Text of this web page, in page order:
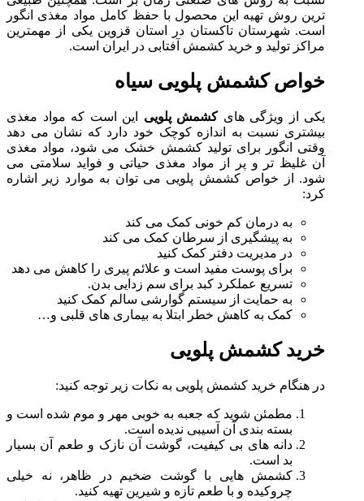
ترین روش تهیه این محصول با حفظ کامل مواد مغذی انگور
است. شهرستان تاکستان در استان قزوین یکی از مهمترین
مراکز تولید و خرید کشمش آفتابی در ایران است.
خواص کشمش پلویی سیاه
یکی از ویژگی هایکشمش پلویی این است که مواد مغذی
بیشتری نسبت به اندازه کوچک خود دارد که نشان می دهد
وقتی انگور برای تولید کشمش خشک می شود، مواد مغذی
آن غلیظ تر و پر از مواد مغذی حیاتی و فواید سلامتی می
شود. از خواص کشمش پلویی می توان به موارد زیر اشاره
کرد:
به درمان کم خونی کمک می کند
به پیشگیری از سرطان کمک می کند
در مدیریت دفتر کمک کنید
برای پوست مفید است و علائم پیری را کاهش می دهد
تسریع عملکرد کبد برای سم زدایی بدن.
به حمایت از سیستم گوارشی سالم کمک کنید
کمک به کاهش خطر ابتلا به بیماری های قلبی و…
خرید کشمش پلویی
در هنگام خرید کشمش پلویی به نکات زیر توجه کنید:
مطمئن شوید که جعبه به خوبی مهر و موم شده است و
بسته بندی آن آسیبی ندیده است.
دانه های بی کیفیت، گوشت آن نازک و طعم آن بسیار
بد است.
کشمش هایی با گوشت ضخیم در ظاهر، نه خیلی
چروکیده و با طعم تازه و شیرین تهیه کنید.